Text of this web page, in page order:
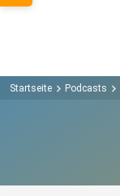
Startseite Podcasts